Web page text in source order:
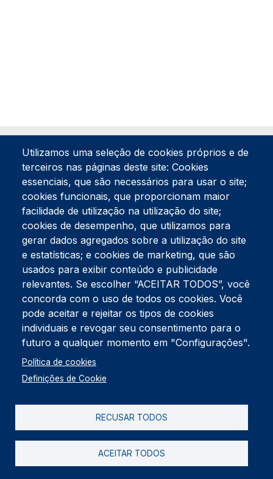
Tel:234 390 100Fax:234 390 100
Endereço Postal
Apartado 42
Rua Gil Eanes 31
3834-908 Gafanha da Nazaré
Estúdios
Rua Prior Guerra
Edifício do Centro Cultural da Gafanha da Nazaré
3830-556 Gafanha da Nazaré
Rodapé
Cookies
Política de Privacidade
Utilizamos uma seleção de cookies próprios e de
terceiros nas páginas deste site: Cookies
essenciais, que são necessários para usar o site;
cookies funcionais, que proporcionam maior
facilidade de utilização na utilização do site;
cookies de desempenho, que utilizamos para
gerar dados agregados sobre a utilização do site
e estatísticas; e cookies de marketing, que são
usados para exibir conteúdo e publicidade
relevantes. Se escolher “ACEITAR TODOS”, você
concorda com o uso de todos os cookies. Você
pode aceitar e rejeitar os tipos de cookies
individuais e revogar seu consentimento para o
futuro a qualquer momento em "Configurações".
Política de cookies
Definições de Cookie
RECUSAR TODOS
ACEITAR TODOS